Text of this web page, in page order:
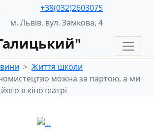
+38(032)2603075
м. Львів, вул. Замкова, 4
Життя школи
можна за партою, а ми
в кінотеатрі